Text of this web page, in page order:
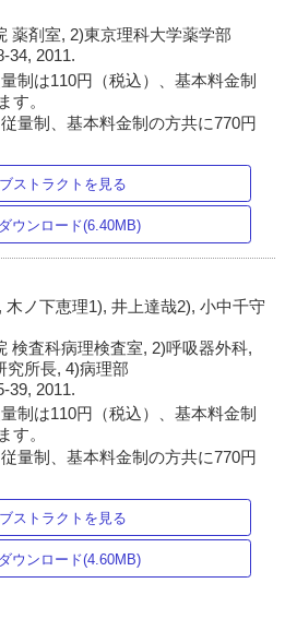
薬剤室, 2)東京理科大学薬学部
34, 2011.
制は110円（税込）、基本料金制
す。
量制、基本料金制の方共に770円
ストラクトを見る
ウンロード(6.40MB)
ノ下恵理1), 井上達哉2), 小中千守
検査科病理検査室, 2)呼吸器外科,
究所長, 4)病理部
39, 2011.
制は110円（税込）、基本料金制
す。
量制、基本料金制の方共に770円
ストラクトを見る
ウンロード(4.60MB)